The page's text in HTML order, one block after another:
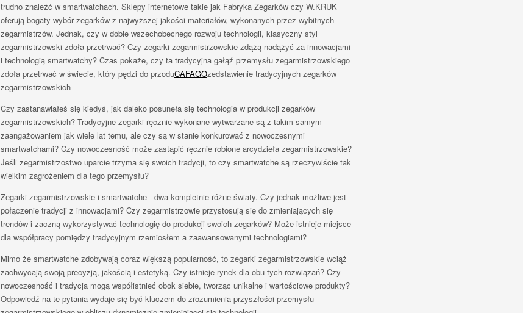
trudno znaleźć w smartwatchach. Sklepy internetowe takie jak Fabryka Zegarków czy W.KRUK
oferują bogaty wybór zegarków z najwyższej jakości materiałów, wykonanych przez wybitnych
zegarmistrzów. Jednak, czy w dobie wszechobecnego rozwoju technologii, klasyczny styl
zegarmistrzowski zdoła przetrwać? Czy zegarki zegarmistrzowskie zdążą nadążyć za innowacjami
i technologią smartwatchy? Czas pokaże, czy ta tradycyjna gałąź przemysłu zegarmistrzowskiego
zdoła przetrwać w świecie, który pędzi do przoduCAFAGOzedstawienie tradycyjnych zegarków
zegarmistrzowskich
Czy zastanawiałeś się kiedyś, jak daleko posunęła się technologia w produkcji zegarków
zegarmistrzowskich? Tradycyjne zegarki ręcznie wykonane wytwarzane są z takim samym
zaangażowaniem jak wiele lat temu, ale czy są w stanie konkurować z nowoczesnymi
smartwatchami? Czy nowoczesność może zastąpić ręcznie robione arcydzieła zegarmistrzowskie?
Jeśli zegarmistrzostwo uparcie trzyma się swoich tradycji, to czy smartwatche są rzeczywiście tak
wielkim zagrożeniem dla tego przemysłu?
Zegarki zegarmistrzowskie i smartwatche - dwa kompletnie różne światy. Czy jednak możliwe jest
połączenie tradycji z innowacjami? Czy zegarmistrzowie przystosują się do zmieniających się
trendów i zaczną wykorzystywać technologię do produkcji swoich zegarków? Może istnieje miejsce
dla współpracy pomiędzy tradycyjnym rzemiosłem a zaawansowanymi technologiami?
Mimo że smartwatche zdobywają coraz większą popularność, to zegarki zegarmistrzowskie wciąż
zachwycają swoją precyzją, jakością i estetyką. Czy istnieje rynek dla obu tych rozwiązań? Czy
nowoczesność i tradycja mogą współistnieć obok siebie, tworząc unikalne i wartościowe produkty?
Odpowiedź na te pytania wydaje się być kluczem do zrozumienia przyszłości przemysłu